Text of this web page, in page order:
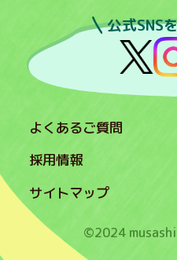
公式SNS
よくあるご質問
採用情報
サイトマップ
©2024